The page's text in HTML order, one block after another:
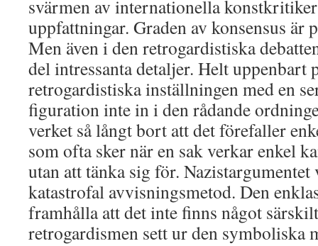
svärmen av internationella
uppfattningar. Graden av konsensus är
Men även i den retrogardistiska
del intressanta detaljer. Helt uppenbart
retrogardistiska inställningen med en
figuration inte in i den rådande
verket så långt bort att det förefaller
som ofta sker när en sak verkar enkel
utan att tänka sig för. Nazistargumentet
katastrofal avvisningsmetod. Den
framhålla att det inte finns något
retrogardismen sett ur den symboliska